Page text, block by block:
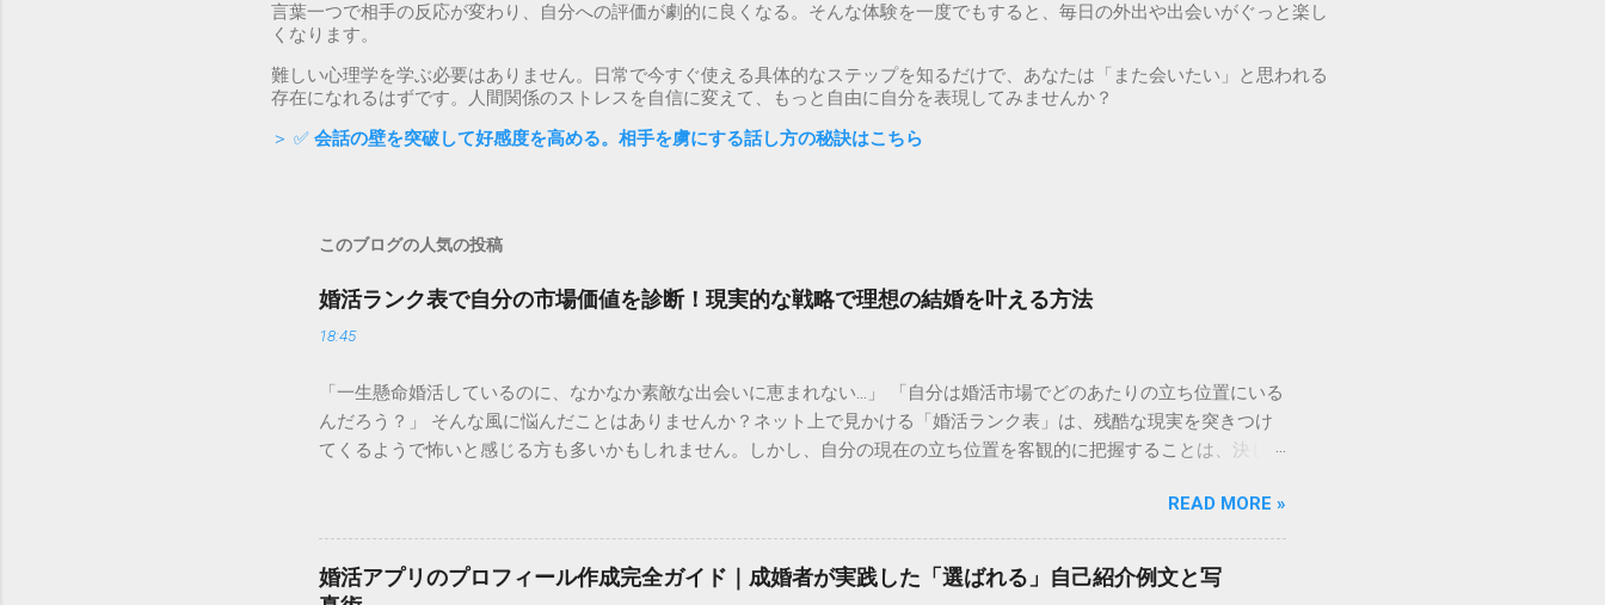
言葉一つで相手の反応が変わり、自分への評価が劇的に良くなる。そんな体験を一度でもすると、毎日の外出や出会いがぐっと楽し
くなります。
難しい心理学を学ぶ必要はありません。日常で今すぐ使える具体的なステップを知るだけで、あなたは「また会いたい」と思われる
存在になれるはずです。人間関係のストレスを自信に変えて、もっと自由に自分を表現してみませんか？
＞ ✅ 会話の壁を突破して好感度を高める。相手を虜にする話し方の秘訣はこちら
このブログの人気の投稿
婚活ランク表で自分の市場価値を診断！現実的な戦略で理想の結婚を叶える方法
18:45
「一生懸命婚活しているのに、なかなか素敵な出会いに恵まれない…」 「自分は婚活市場でどのあたりの立ち位置にいる
んだろう？」 そんな風に悩んだことはありませんか？ネット上で見かける「婚活ランク表」は、残酷な現実を突きつけ
てくるようで怖いと感じる方も多いかもしれません。しかし、自分の現在の立ち位置を客観的に把握することは、決して
結婚を掴み取るための 強力な武器 になります。 この記事では、婚活ランク表の仕組みや評価基準を詳しく解説し、自分
のランクを知った上でどのように戦略を立てれば良いのか、具体的なステップをご紹介します。 婚活ランク表とは？市
場価値が決まる仕組み 婚活ランク表とは、年齢、年収、学歴、外見、職業などのスペックを数値化し、婚活市場におけ
る「需要」を可視化したものです。多くの結婚相談所やマッチングアプリのデータを元に語られることが多く、男女で評
READ MORE »
婚活アプリのプロフィール作成完全ガイド｜成婚者が実践した「選ばれる」自己紹介例文と写